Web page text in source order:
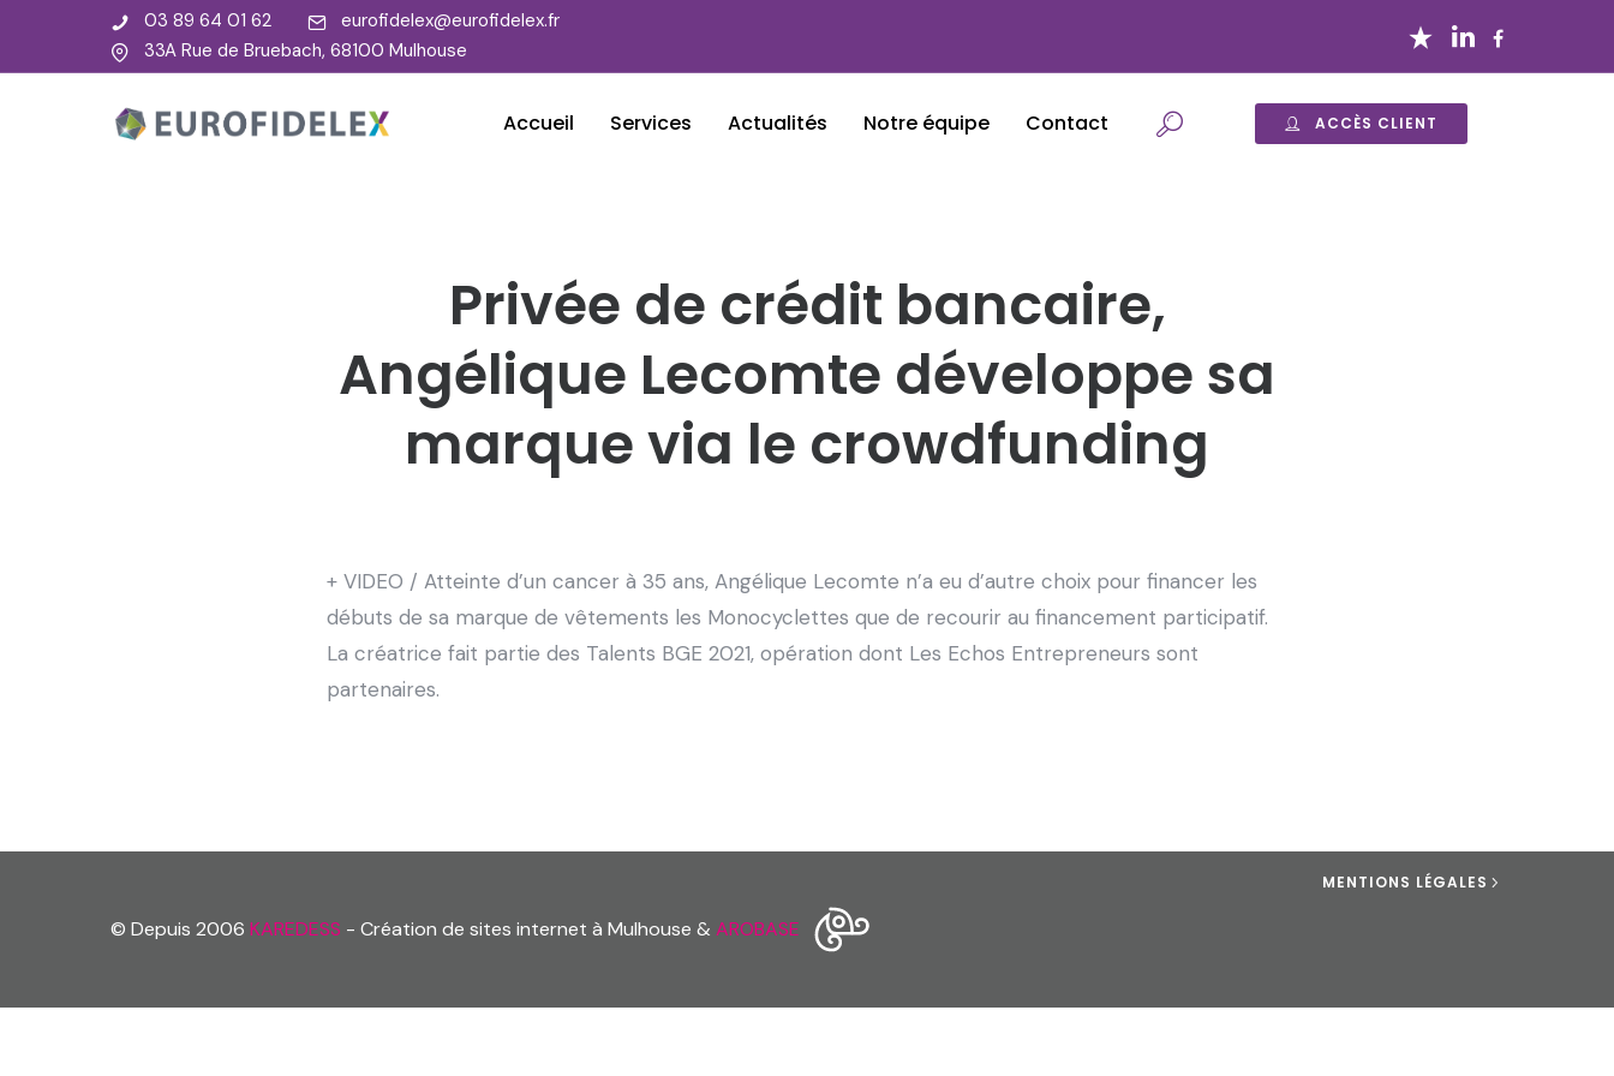
03 89 64 01 62
eurofidelex@eurofidelex.fr
33A Rue de Bruebach, 68100 Mulhouse
Accueil Services Actualités Notre équipe Contact ACCÈS CLIENT
Privée de crédit bancaire,
Angélique Lecomte développe sa
marque via le crowdfunding
+ VIDEO / Atteinte d’un cancer à 35 ans, Angélique Lecomte n’a eu d’autre choix pour financer les
débuts de sa marque de vêtements les Monocyclettes que de recourir au financement participatif.
La créatrice fait partie des Talents BGE 2021, opération dont Les Echos Entrepreneurs sont
partenaires.
© Depuis 2006 KAREDESS - Création de sites internet à Mulhouse & AROBASE
MENTIONS LÉGALES